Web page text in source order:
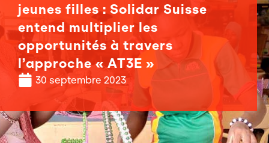
jeunes filles : Solidar Suisse
entend multiplier les
opportunités à travers
l’approche « AT3E »
30 septembre 2023